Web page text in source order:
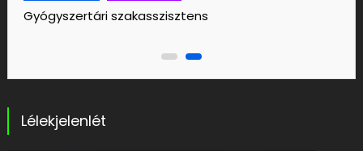
Egészségfejlesztési segítő
Lélekjelenlét